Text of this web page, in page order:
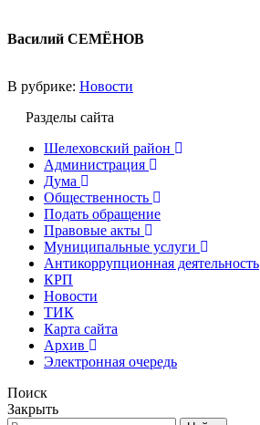
Василий СЕМЁНОВ
В рубрике: Новости
Разделы сайта
Шелеховский район
Администрация
Дума
Общественность
Подать обращение
Правовые акты
Муниципальные услуги
Антикоррупционная деятельность
КРП
Новости
ТИК
Карта сайта
Архив
Электронная очередь
Поиск
Закрыть